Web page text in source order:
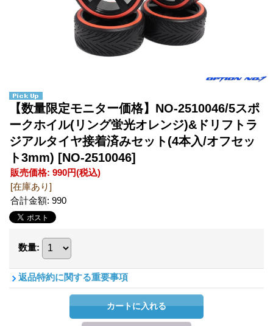
【数量限定モニター価格】NO-2510046/5スポ
ークホイル(リング蛍光オレンジ)&ドリフトラ
ジアルタイヤ接着済みセット(4本入/オフセッ
ト3mm) [NO-2510046]
販売価格: 990円(税込)
[在庫あり]
合計金額: 990
数量:
返品特約に関する重要事項